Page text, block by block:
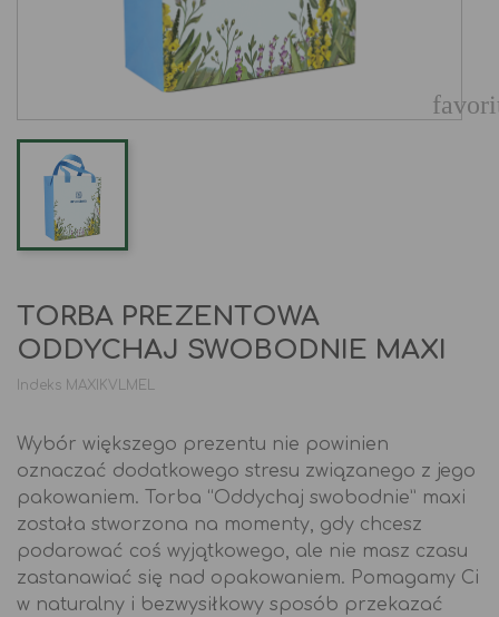
TORBA PREZENTOWA
ODDYCHAJ SWOBODNIE MAXI
Indeks MAXIKVLMEL
Wybór większego prezentu nie powinien
oznaczać dodatkowego stresu związanego z jego
pakowaniem. Torba “Oddychaj swobodnie” maxi
została stworzona na momenty, gdy chcesz
podarować coś wyjątkowego, ale nie masz czasu
zastanawiać się nad opakowaniem. Pomagamy Ci
w naturalny i bezwysiłkowy sposób przekazać